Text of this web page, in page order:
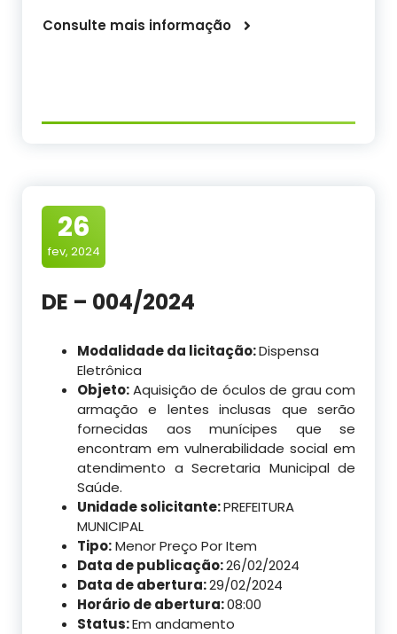
Consulte mais informação
26
fev, 2024
DE – 004/2024
Modalidade da licitação:Dispensa
Eletrônica
Objeto:Aquisição de óculos de grau com
armação e lentes inclusas que serão
fornecidas aos munícipes que se
encontram em vulnerabilidade social em
atendimento a Secretaria Municipal de
Saúde.
Unidade solicitante:PREFEITURA
MUNICIPAL
Tipo:Menor Preço Por Item
Data de publicação:26/02/2024
Data de abertura:29/02/2024
Horário de abertura:08:00
Status:Em andamento